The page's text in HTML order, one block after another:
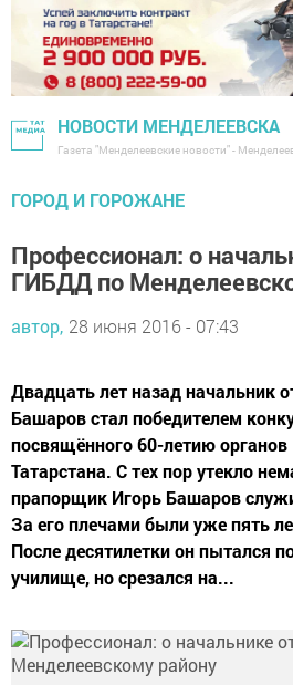
НОВОСТИ МЕНДЕЛЕЕВСКА
Газета "Менделеевские новости" -
ГОРОД И ГОРОЖАНЕ
Профессионал: о
ГИБДД по
автор, 28 июня 2016 - 07:43
Двадцать лет назад начальник
Башаров стал победителем
посвящённого 60-летию органов
Татарстана. С тех пор утекло
прапорщик Игорь Башаров
За его плечами были уже пять
После десятилетки он пытался
училище, но срезался на...